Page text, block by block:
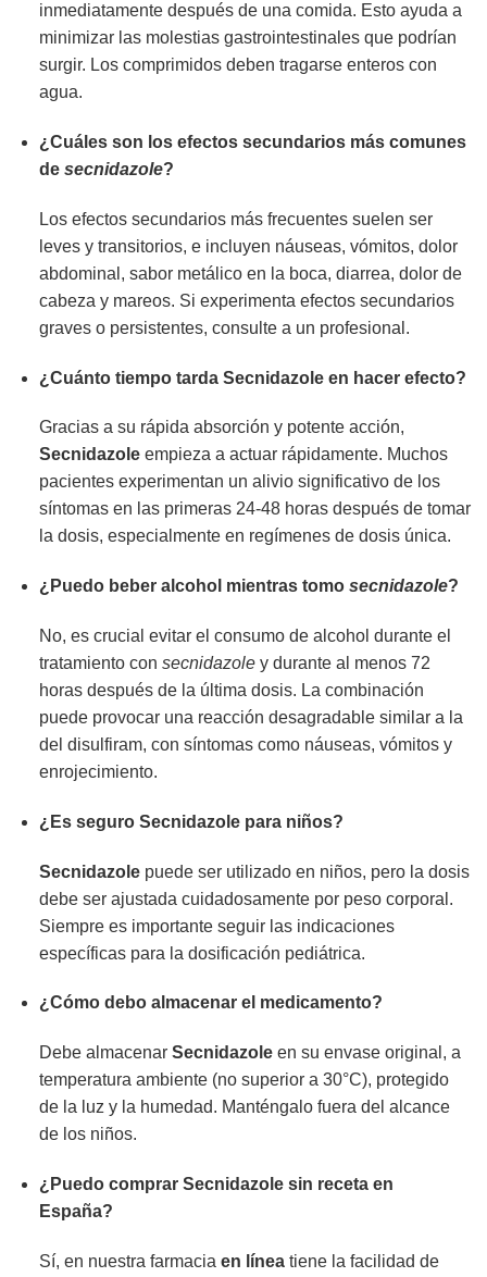
inmediatamente después de una comida. Esto ayuda a
minimizar las molestias gastrointestinales que podrían
surgir. Los comprimidos deben tragarse enteros con
agua.
¿Cuáles son los efectos secundarios más comunes
de secnidazole?
Los efectos secundarios más frecuentes suelen ser
leves y transitorios, e incluyen náuseas, vómitos, dolor
abdominal, sabor metálico en la boca, diarrea, dolor de
cabeza y mareos. Si experimenta efectos secundarios
graves o persistentes, consulte a un profesional.
¿Cuánto tiempo tarda Secnidazoleen hacer efecto?
Gracias a su rápida absorción y potente acción,
Secnidazoleempieza a actuar rápidamente. Muchos
pacientes experimentan un alivio significativo de los
síntomas en las primeras 24-48 horas después de tomar
la dosis, especialmente en regímenes de dosis única.
¿Puedo beber alcohol mientras tomo secnidazole?
No, es crucial evitar el consumo de alcohol durante el
tratamiento con secnidazoley durante al menos 72
horas después de la última dosis. La combinación
puede provocar una reacción desagradable similar a la
del disulfiram, con síntomas como náuseas, vómitos y
enrojecimiento.
¿Es seguro Secnidazolepara niños?
Secnidazolepuede ser utilizado en niños, pero la dosis
debe ser ajustada cuidadosamente por peso corporal.
Siempre es importante seguir las indicaciones
específicas para la dosificación pediátrica.
¿Cómo debo almacenar el medicamento?
Debe almacenar Secnidazoleen su envase original, a
temperatura ambiente (no superior a 30°C), protegido
de la luz y la humedad. Manténgalo fuera del alcance
de los niños.
¿Puedo comprar Secnidazole sin recetaen
España?
Sí, en nuestra farmacia en líneatiene la facilidad de